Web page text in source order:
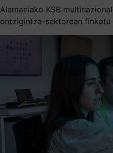
Alemaniako KSB
ontzigintza-sektorean finkatu